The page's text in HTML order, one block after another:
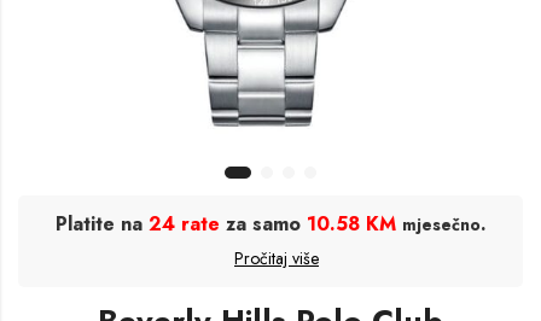
Platite na 24 rate za samo 10.58 KM mjesečno.
Pročitaj više